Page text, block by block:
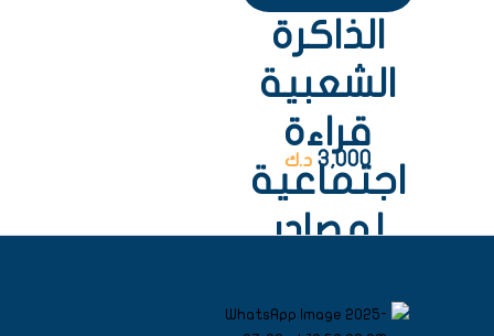
الذاكرة
الشعبية
قراءة
اجتماعية
لمصادر
3,000 د.ك